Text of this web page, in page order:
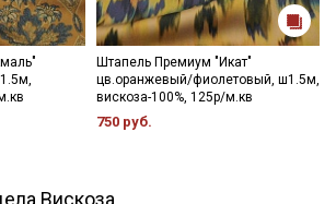
Штапель Премиум "Икат"
цв.оранжевый/фиолетовый, ш1.5м,
вискоза-100%, 125р/м.кв
750 руб.